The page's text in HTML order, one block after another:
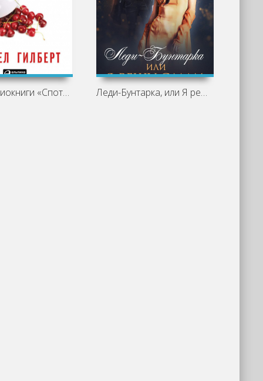
Обзор аудиокниги «Спотыкаясь о счастье» Леди-Бунтарка, или Я решу сама! - Анна